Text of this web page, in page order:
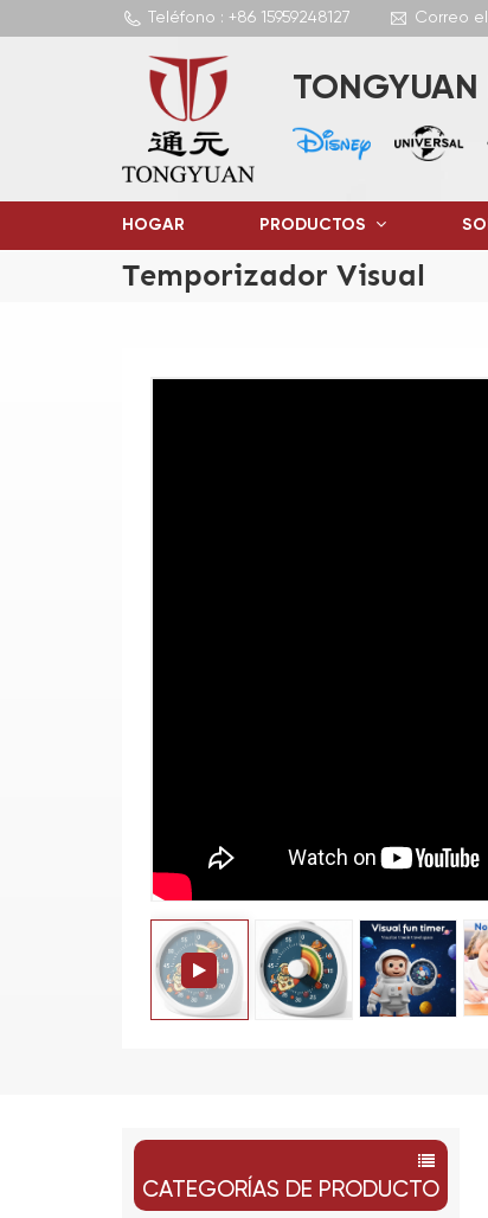
Teléfono : +86 15959248127 Correo
TONGYUAN
HOGAR PRODUCTOS
Temporizador Visual
CATEGORÍAS DE PRODUCTO